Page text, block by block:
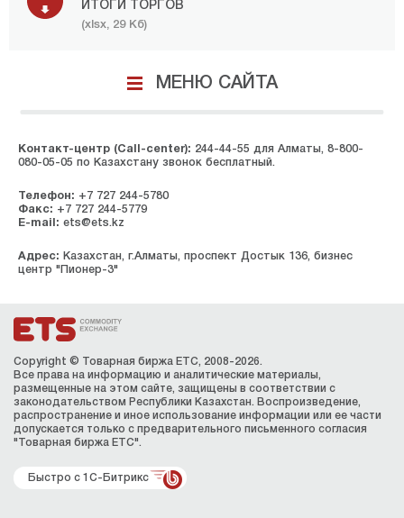
ИТОГИ ТОРГОВ
(xlsx, 29 Кб)
МЕНЮ САЙТА
Контакт-центр (Call-center): 244-44-55 для Алматы, 8-800-
080-05-05 по Казахстану звонок бесплатный.
Телефон: +7 727 244-5780
Факс: +7 727 244-5779
E-mail: ets@ets.kz
Адрес: Казахстан, г.Алматы, проспект Достык 136, бизнес
центр "Пионер-3"
Copyright © Товарная биржа ЕТС, 2008-2026.
Все права на информацию и аналитические материалы,
размещенные на этом сайте, защищены в соответствии с
законодательством Республики Казахстан. Воспроизведение,
распространение и иное использование информации или ее части
допускается только с предварительного письменного согласия
"Товарная биржа ЕТС".
Быстро с 1С-Битрикс